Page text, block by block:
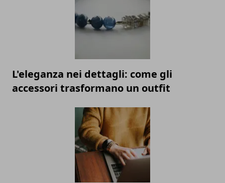
L'eleganza nei dettagli: come gli
accessori trasformano un outfit